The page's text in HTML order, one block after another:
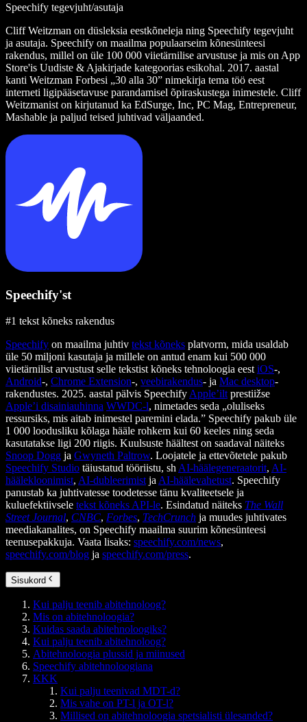
Speechify tegevjuht/asutaja
Cliff Weitzman on düsleksia eestkõneleja ning Speechify tegevjuht
ja asutaja. Speechify on maailma populaarseim kõnesünteesi
rakendus, millel on üle 100 000 viietärnilise arvustuse ja mis on App
Store'is Uudiste & Ajakirjade kategoorias esikohal. 2017. aastal
kanti Weitzman Forbesi „30 alla 30” nimekirja tema töö eest
interneti ligipääsetavuse parandamisel õpiraskustega inimestele. Cliff
Weitzmanist on kirjutanud ka EdSurge, Inc, PC Mag, Entrepreneur,
Mashable ja paljud teised juhtivad väljaanded.
Speechify'st
#1 tekst kõneks rakendus
Speechify on maailma juhtiv tekst kõneks platvorm, mida usaldab
üle 50 miljoni kasutaja ja millele on antud enam kui 500 000
viietärnilist arvustust selle tekstist kõneks tehnoloogia eest iOS-,
Android-, Chrome Extension-, veebirakendus- ja Mac desktop-
rakendustes. 2025. aastal pälvis Speechify Apple’ilt prestiižse
Apple’i disainiauhinna WWDC-l, nimetades seda „oluliseks
ressursiks, mis aitab inimestel paremini elada.” Speechify pakub üle
1 000 loodusliku kõlaga hääle rohkem kui 60 keeles ning seda
kasutatakse ligi 200 riigis. Kuulsuste häältest on saadaval näiteks
Snoop Dogg ja Gwyneth Paltrow. Loojatele ja ettevõtetele pakub
Speechify Studio täiustatud tööriistu, sh AI-häälegeneraatorit, AI-
häälekloonimist, AI-dubleerimist ja AI-häälevahetust. Speechify
panustab ka juhtivatesse toodetesse tänu kvaliteetsele ja
kuluefektiivsele tekst kõneks API-le. Esindatud näiteks The Wall
Street Journal, CNBC, Forbes, TechCrunch ja muudes juhtivates
meediakanalites, on Speechify maailma suurim kõnesünteesi
teenusepakkuja. Vaata lisaks: speechify.com/news,
speechify.com/blog ja speechify.com/press.
Sisukord
Kui palju teenib abitehnoloog?
Mis on abitehnoloogia?
Kuidas saada abitehnoloogiks?
Kui palju teenib abitehnoloog?
Abitehnoloogia plussid ja miinused
Speechify abitehnoloogiana
KKK
Kui palju teenivad MDT-d?
Mis vahe on PT-l ja OT-l?
Millised on abitehnoloogia spetsialisti ülesanded?